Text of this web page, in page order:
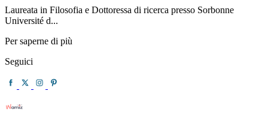
Laureata in Filosofia e Dottoressa di ricerca presso Sorbonne
Université d...
Per saperne di più
Seguici